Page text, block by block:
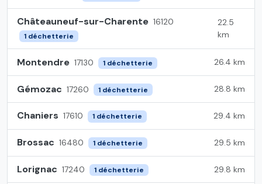
Châteauneuf-sur-Charente 16120
1 déchetterie
22.5
km
Montendre 17130 1 déchetterie 26.4 km
Gémozac 17260 1 déchetterie 28.8 km
Chaniers 17610 1 déchetterie 29.4 km
Brossac 16480 1 déchetterie 29.5 km
Lorignac 17240 1 déchetterie 29.8 km